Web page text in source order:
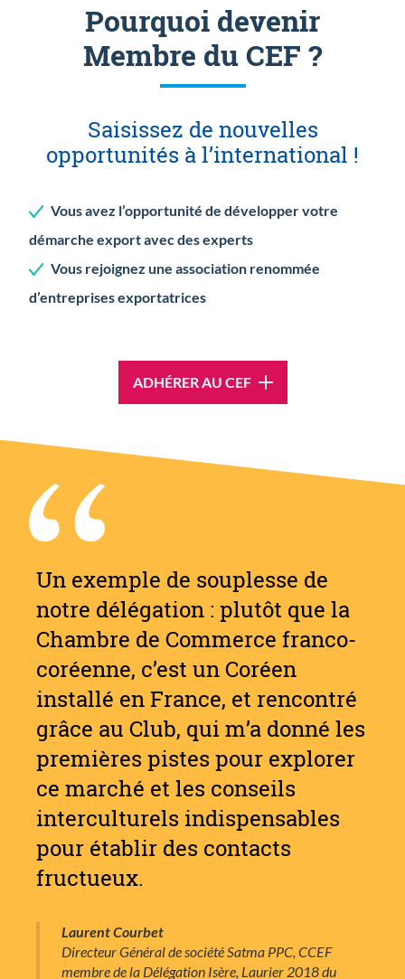
Pourquoi devenir
Membre du CEF ?
Saisissez de nouvelles
opportunités à l’international !
Vous avez l’opportunité de développer votre
démarche export avec des experts
Vous rejoignez une association renommée
d’entreprises exportatrices
ADHÉRER AU CEF
Un exemple de souplesse de
notre délégation : plutôt que la
Chambre de Commerce franco-
coréenne, c’est un Coréen
installé en France, et rencontré
grâce au Club, qui m’a donné les
premières pistes pour explorer
ce marché et les conseils
interculturels indispensables
pour établir des contacts
fructueux.
Laurent Courbet
Directeur Général de société Satma PPC, CCEF
membre de la Délégation Isère, Laurier 2018 du